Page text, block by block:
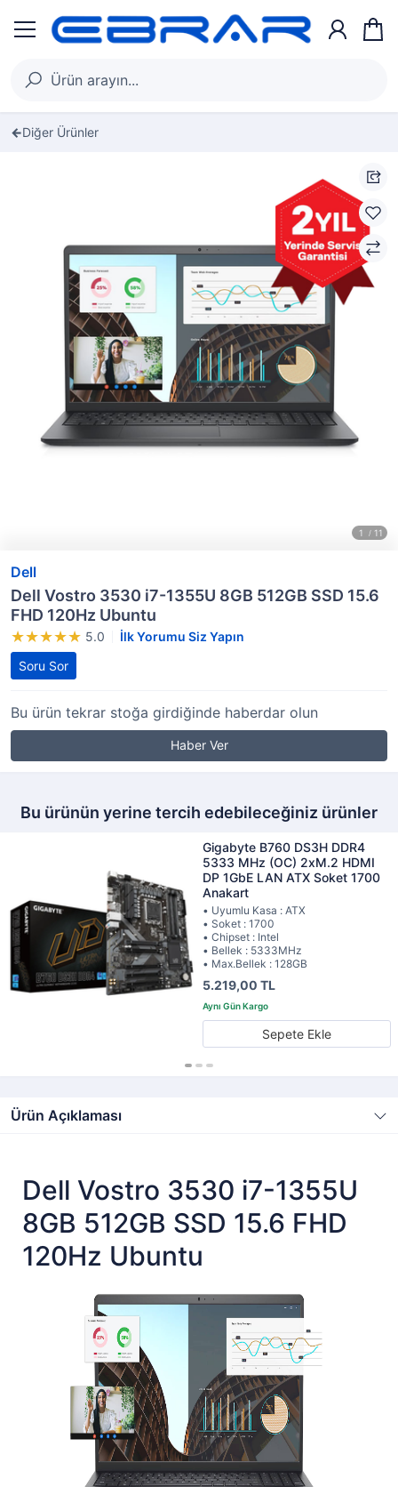
Diğer Ürünler
Dell
Dell Vostro 3530 i7-1355U 8GB 512GB SSD 15.6
FHD 120Hz Ubuntu
5.0
İlk Yorumu Siz Yapın
Soru Sor
Bu ürün tekrar stoğa girdiğinde haberdar olun
Haber Ver
Bu ürünün yerine tercih edebileceğiniz ürünler
Gigabyte B760 DS3H DDR4
5333 MHz (OC) 2xM.2 HDMI
DP 1GbE LAN ATX Soket 1700
Anakart
• Uyumlu Kasa : ATX
• Soket : 1700
• Chipset : Intel
• Bellek : 5333MHz
• Max.Bellek : 128GB
5.219,00 TL
Sepete Ekle
Ürün Açıklaması
Dell Vostro 3530 i7-1355U
8GB 512GB SSD 15.6 FHD
120Hz Ubuntu